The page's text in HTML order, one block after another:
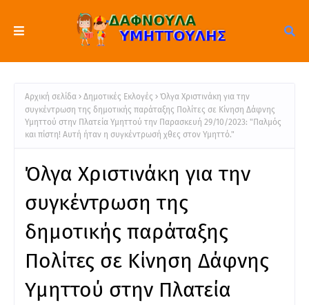
Αρχική σελίδα Δημοτικές Εκλογές
Όλγα Χριστινάκη για την
συγκέντρωση της δημοτικής παράταξης Πολίτες σε Κίνηση Δάφνης
Υμηττού στην Πλατεία Υμηττού την Παρασκευή 29/10/2023: "Παλμός
και πίστη! Αυτή ήταν η συγκέντρωσή χθες στον Υμηττό."
Όλγα Χριστινάκη για την
συγκέντρωση της
δημοτικής παράταξης
Πολίτες σε Κίνηση Δάφνης
Υμηττού στην Πλατεία